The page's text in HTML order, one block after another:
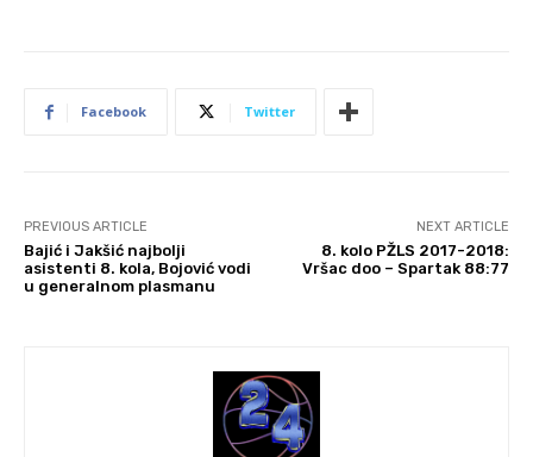
Facebook Twitter
PREVIOUS ARTICLE
Bajić i Jakšić najbolji
asistenti 8. kola, Bojović vodi
u generalnom plasmanu
NEXT ARTICLE
8. kolo PŽLS 2017-2018:
Vršac doo – Spartak 88:77